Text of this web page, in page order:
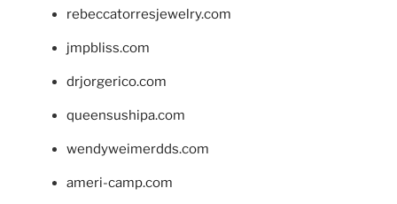
rebeccatorresjewelry.com
jmpbliss.com
drjorgerico.com
queensushipa.com
wendyweimerdds.com
ameri-camp.com